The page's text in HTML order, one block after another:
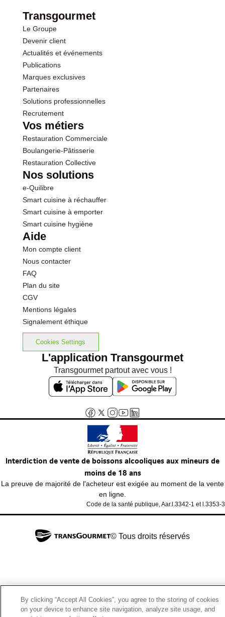
Transgourmet
Le Groupe
Devenir client
Actualités et événements
Publications
Marques exclusives
Partenaires
Solutions professionnelles
Recrutement
Vos métiers
Restauration Commerciale
Boulangerie-Pâtisserie
Restauration Collective
Nos solutions
e-Quilibre
Smart cuisine à réchauffer
Smart cuisine à emporter
Smart cuisine hygiène
Aide
Mon compte client
Nous contacter
FAQ
Plan du site
CGV
Mentions légales
Signalement éthique
Cookies Settings
L'application Transgourmet
Transgourmet partout avec vous !
Interdiction de vente de boissons alcooliques aux mineurs de
moins de 18 ans
La preuve de majorité de l'acheteur est exigée au moment de la vente
en ligne.
Code de la santé publique, Aar.l.3342-1 et l.3353-3
© Tous droits réservés
By clicking “Accept All Cookies”, you agree to the storing of cookies
on your device to enhance site navigation, analyze site usage, and